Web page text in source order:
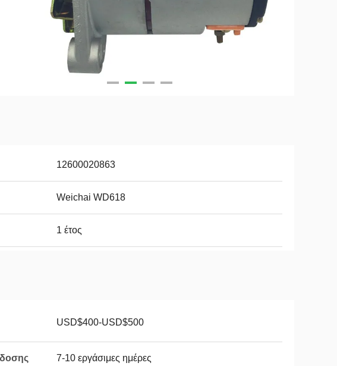
12600020863
Weichai WD618
1 έτος
USD$400-USD$500
7-10 εργάσιμες ημέρες